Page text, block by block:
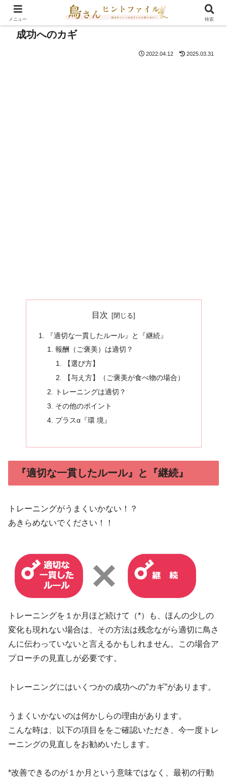
成功へのカギ
2022.04.12 2025.03.31
目次
『適切な一貫したルール』と『継続』
報酬（ご褒美）は適切？
【選び方】
【与え方】（ご褒美が食べ物の場合）
トレーニングは適切？
その他のポイント
​プラスα​『環 境』
『適切な一貫したルール』と『継続』
トレーニングがうまくいかない！？
あきらめないでください！​！
トレーニングを１か月ほど続けて（*）も、ほんの少しの
変化も現れない場合は、その方法は残念ながら適切に鳥さ
んに伝わっていないと言えるかもしれません。この場合ア
プローチの見直しが必要です。
トレーニングにはいくつかの成功への”カギ”があります。
うまくいかないのは何かしらの理由があります。
こんな時は、以下の項目ををご確認いただき、今一度トレ
ーニングの見直しをお勧めいたします。
*改善できるのが１か月という意味ではなく、最初の行動
メニュー 検索